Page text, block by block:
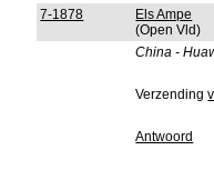
7-1878
Els Ampe
(Open Vld)
China -
Verzending
Antwoord